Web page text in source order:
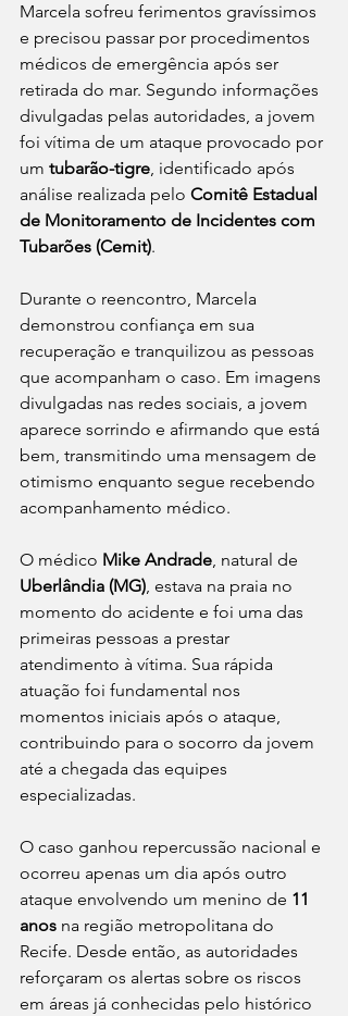
Marcela sofreu ferimentos gravíssimos
e precisou passar por procedimentos
médicos de emergência após ser
retirada do mar. Segundo informações
divulgadas pelas autoridades, a jovem
foi vítima de um ataque provocado por
um tubarão-tigre, identificado após
análise realizada pelo Comitê Estadual
de Monitoramento de Incidentes com
Tubarões (Cemit).
Durante o reencontro, Marcela
demonstrou confiança em sua
recuperação e tranquilizou as pessoas
que acompanham o caso. Em imagens
divulgadas nas redes sociais, a jovem
aparece sorrindo e afirmando que está
bem, transmitindo uma mensagem de
otimismo enquanto segue recebendo
acompanhamento médico.
O médico Mike Andrade, natural de
Uberlândia (MG), estava na praia no
momento do acidente e foi uma das
primeiras pessoas a prestar
atendimento à vítima. Sua rápida
atuação foi fundamental nos
momentos iniciais após o ataque,
contribuindo para o socorro da jovem
até a chegada das equipes
especializadas.
O caso ganhou repercussão nacional e
ocorreu apenas um dia após outro
ataque envolvendo um menino de 11
anos na região metropolitana do
Recife. Desde então, as autoridades
reforçaram os alertas sobre os riscos
em áreas já conhecidas pelo histórico